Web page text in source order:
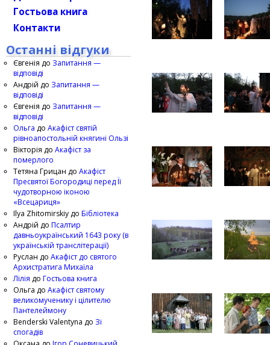
Гостьова книга
Контакти
Останні відгуки
Євгенія до Запитання —
відповіді
Андрій до Запитання —
відповіді
Євгенія до Запитання —
відповіді
Ольга до Акафіст святій
рівноапостольній княгині Ользі
Вікторія до Акафіст за
померлого
Тетяна Грицан до Акафіст
Пресвятої Богородиці перед Її
чудотворною іконою
«Всецариця»
Ilya Zhitomirskiy до Бібліотека
Андрій до Псалтир
давньоукраїнський 1643 року (в
українській транслітерації)
Руслан до Акафіст до святого
Архистратига Михаїла
Лілія до Гостьова книга
Ольга до Акафіст святому
великомученику і цілителю
Пантелеймону
Benderski Valentyna до Зі
спогадів